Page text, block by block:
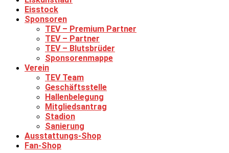
Eisstock
Sponsoren
TEV – Premium Partner
TEV – Partner
TEV – Blutsbrüder
Sponsorenmappe
Verein
TEV Team
Geschäftsstelle
Hallenbelegung
Mitgliedsantrag
Stadion
Sanierung
Ausstattungs-Shop
Fan-Shop